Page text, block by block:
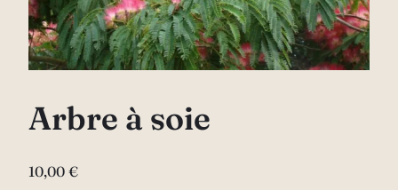
Arbre à soie
10,00 €